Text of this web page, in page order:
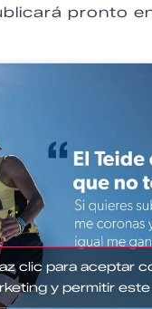
pronto
clic para aceptar
y permitir